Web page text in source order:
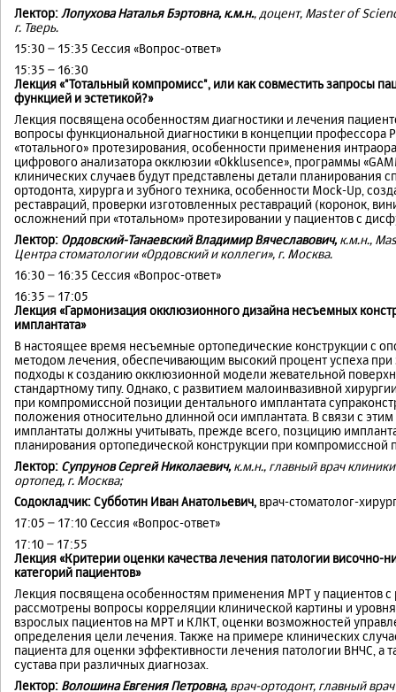
Лектор:Лопухова Наталья Бэртовна, к.м.н., доцент, Master of
г. Тверь.
15:30 − 15:35 Сессия «Вопрос-ответ»
15:35 − 16:30
Лекция «"Тотальный компромисс", или как совместить запросы
функцией и эстетикой?»
Лекция посвящена особенностям диагностики и лечения
вопросы функциональной диагностики в концепции профессора
«тотального» протезирования, особенности применения
цифрового анализатора окклюзии «Okklusence», программы
клинических случаев будут представлены детали планирования
ортодонта, хирурга и зубного техника, особенности Mock-Up,
реставраций, проверки изготовленных реставраций (коронок,
осложнений при «тотальном» протезировании у пациентов с
Лектор: Ордовский-Танаевский Владимир Вячеславович,к.м.н.,
Центра стоматологии «Ордовский и коллеги», г. Москва.
16:30 − 16:35 Сессия «Вопрос-ответ»
16:35 − 17:05
Лекция «Гармонизация окклюзионного дизайна несъемных
имплантата»
В настоящее время несъемные ортопедические конструкции с
методом лечения, обеспечивающим высокий процент успеха
подходы к созданию окклюзионной модели жевательной
стандартному типу. Однако, с развитием малоинвазивной
при компромиссной позиции дентального имплантата
положения относительно длинной оси имплантата. В связи с
имплантаты должны учитывать, прежде всего, позцицию
планирования ортопедической конструкции при компромиссной
Лектор: Супрунов Сергей Николаевич,к.м.н., главный врач
ортопед, г. Москва;
Содокладчик: Субботин Иван Анатольевич, врач-стоматолог-
17:05 − 17:10 Сессия «Вопрос-ответ»
17:10 − 17:55
Лекция «Критерии оценки качества лечения патологии височно-
категорий пациентов»
Лекция посвящена особенностям применения МРТ у пациентов
рассмотрены вопросы корреляции клинической картины и
взрослых пациентов на МРТ и КЛКТ, оценки возможностей
определения цели лечения. Также на примере клинических
пациента для оценки эффективности лечения патологии ВНЧС, а
сустава при различных диагнозах.
Лектор: Волошина Евгения Петровна,врач-ортодонт, главный